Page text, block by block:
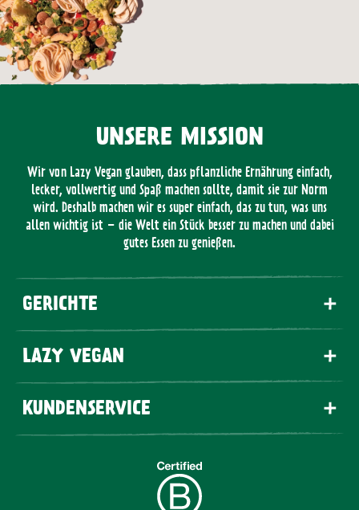
UNSERE MISSION
Wir von Lazy Vegan glauben, dass pflanzliche Ernährung einfach,
lecker, vollwertig und Spaß machen sollte, damit sie zur Norm
wird. Deshalb machen wir es super einfach, das zu tun, was uns
allen wichtig ist – die Welt ein Stück besser zu machen und dabei
gutes Essen zu genießen.
GERICHTE
LAZY VEGAN
KUNDENSERVICE